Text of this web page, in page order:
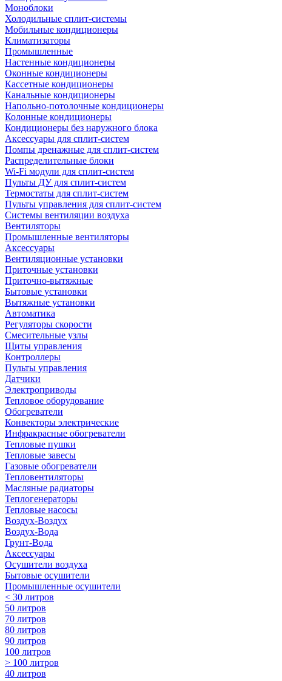
Моноблоки
Холодильные сплит-системы
Мобильные кондиционеры
Климатизаторы
Промышленные
Настенные кондиционеры
Оконные кондиционеры
Кассетные кондиционеры
Канальные кондиционеры
Напольно-потолочные кондиционеры
Колонные кондиционеры
Кондиционеры без наружного блока
Аксессуары для сплит-систем
Помпы дренажные для сплит-систем
Распределительные блоки
Wi-Fi модули для сплит-систем
Пульты ДУ для сплит-систем
Термостаты для сплит-систем
Пульты управления для сплит-систем
Системы вентиляции воздуха
Вентиляторы
Промышленные вентиляторы
Аксессуары
Вентиляционные установки
Приточные установки
Приточно-вытяжные
Бытовые установки
Вытяжные установки
Автоматика
Регуляторы скорости
Смесительные узлы
Щиты управления
Контроллеры
Пульты управления
Датчики
Электроприводы
Тепловое оборудование
Обогреватели
Конвекторы электрические
Инфракрасные обогреватели
Тепловые пушки
Тепловые завесы
Газовые обогреватели
Тепловентиляторы
Масляные радиаторы
Теплогенераторы
Тепловые насосы
Воздух-Воздух
Воздух-Вода
Грунт-Вода
Аксессуары
Осушители воздуха
Бытовые осушители
Промышленные осушители
< 30 литров
50 литров
70 литров
80 литров
90 литров
100 литров
> 100 литров
40 литров